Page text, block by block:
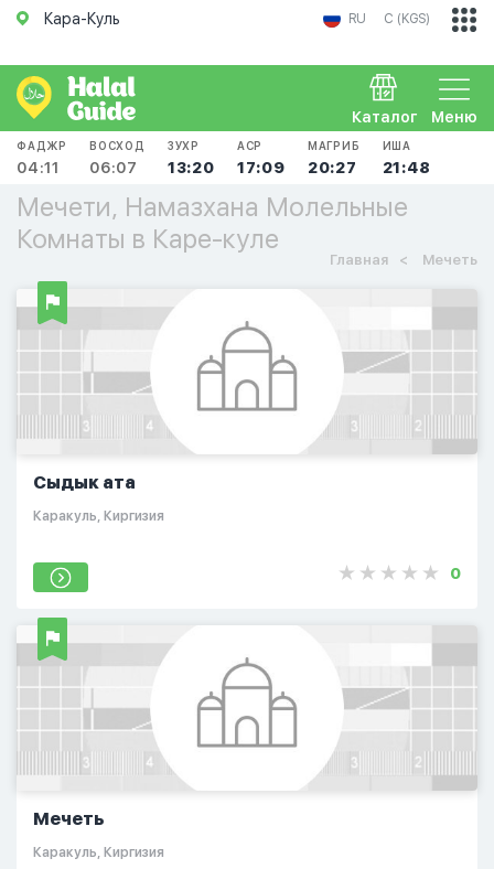
Кара-Куль RU С (KGS)
Меню
Каталог
ФАДЖР
04:11
ВОСХОД
06:07
ЗУХР
13:20
АСР
17:09
МАГРИБ
20:27
ИША
21:48
Мечети, Намазхана Молельные
Комнаты в Каре-куле
Главная Мечеть
Сыдык ата
Каракуль, Киргизия
0
Мечеть
Каракуль, Киргизия